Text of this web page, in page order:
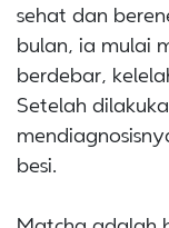
sehat dan
bulan, ia mulai
berdebar,
Setelah
besi.